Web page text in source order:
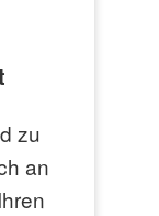
zu
an